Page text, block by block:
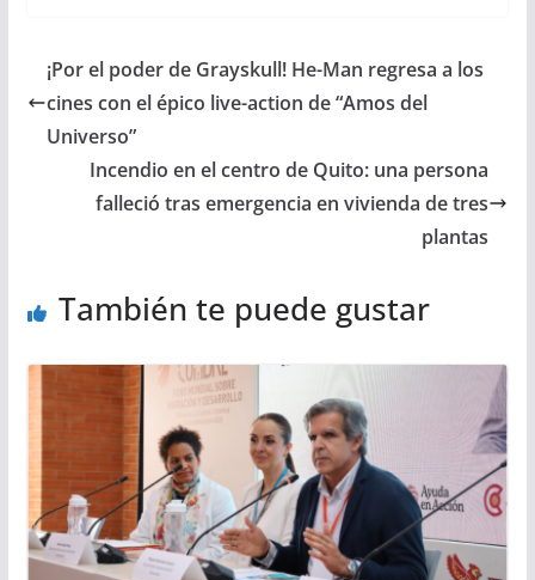
¡Por el poder de Grayskull! He-Man regresa a los
cines con el épico live-action de “Amos del
Universo”
Incendio en el centro de Quito: una persona
falleció tras emergencia en vivienda de tres
plantas
También te puede gustar